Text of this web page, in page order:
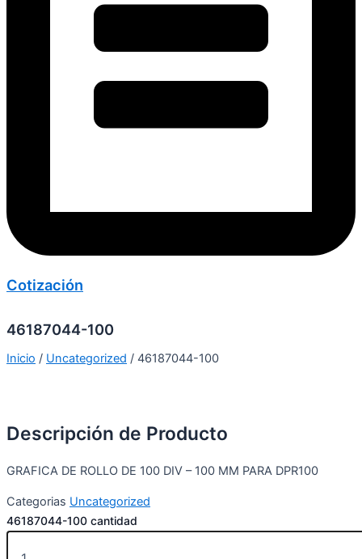
Cotización
46187044-100
Inicio / Uncategorized / 46187044-100
Descripción de Producto
GRAFICA DE ROLLO DE 100 DIV – 100 MM PARA DPR100
Categorias Uncategorized
46187044-100 cantidad